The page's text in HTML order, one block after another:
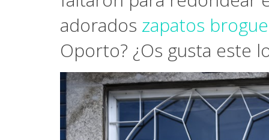
adorados zapatos
Oporto? ¿Os gusta este